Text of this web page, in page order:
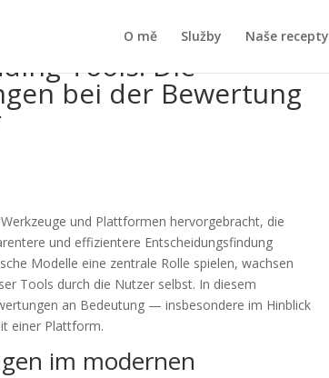
O mě Služby Naše recepty
Tools: Die
bei der Bewertung
und Plattformen hervorgebracht, die
und effizientere Entscheidungsfindung
Modelle eine zentrale Rolle spielen, wachsen
Tools durch die Nutzer selbst. In diesem
an Bedeutung — insbesondere im Hinblick
einer Plattform.
im modernen